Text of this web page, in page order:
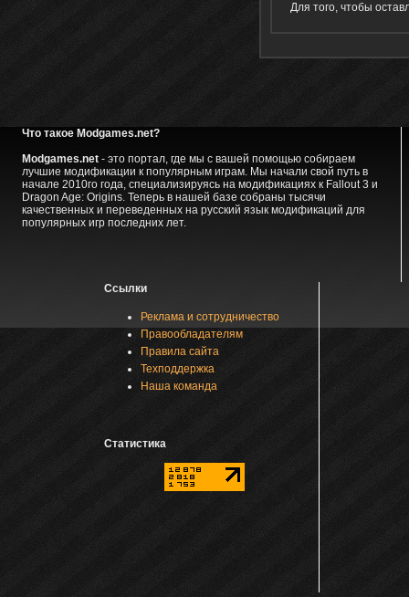
Для того, чтобы
Что такое Modgames.net?
Modgames.net- это портал, где мы с вашей помощью собираем
лучшие модификации к популярным играм. Мы начали свой путь в
начале 2010го года, специализируясь на модификациях к Fallout 3 и
Dragon Age: Origins. Теперь в нашей базе собраны тысячи
качественных и переведенных на русский язык модификаций для
популярных игр последних лет.
Ссылки
Реклама и сотрудничество
Правообладателям
Правила сайта
Техподдержка
Наша команда
Статистика